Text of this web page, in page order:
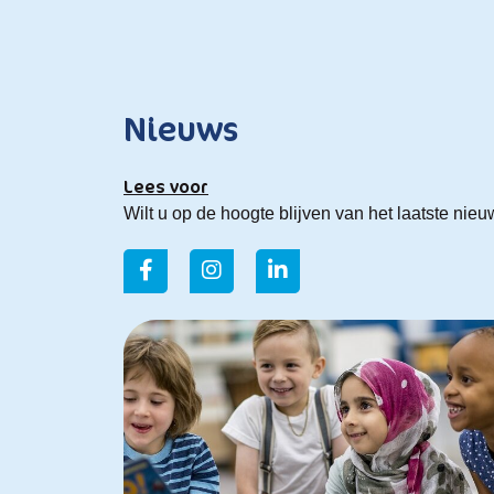
Nieuws
Lees voor
Wilt u op de hoogte blijven van het laatste